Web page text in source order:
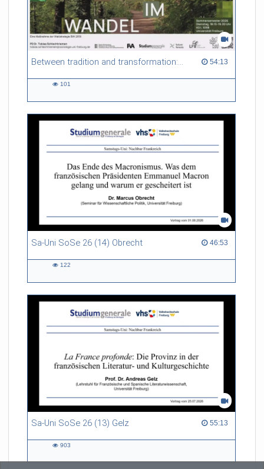
Between tradition and transformation: how owners, advisers and institutions co-create knowledge for resilient forests in Europe 54:13
54:13 duration
101
Sa-Uni SoSe 26 (14) Obrecht 46:53
46:53 duration
122
Sa-Uni SoSe 26 (13) Gelz 55:13
55:13 duration
903